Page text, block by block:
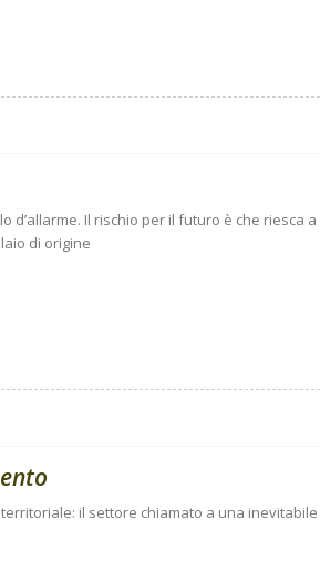
d’allarme. Il rischio per il futuro è che riesca a
di origine
il settore chiamato a una inevitabile